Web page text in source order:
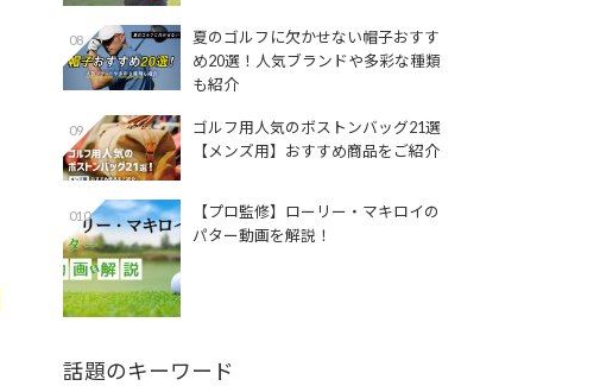
08
夏のゴルフに欠かせない帽子おすす
め20選！人気ブランドや多彩な種類
も紹介
09
ゴルフ用人気のボストンバッグ21選
【メンズ用】おすすめ商品をご紹介
010
【プロ監修】ローリー・マキロイの
パター動画を解説！
話題のキーワード